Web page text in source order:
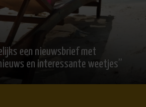
een nieuwsbrief met
en interessante weetjes”